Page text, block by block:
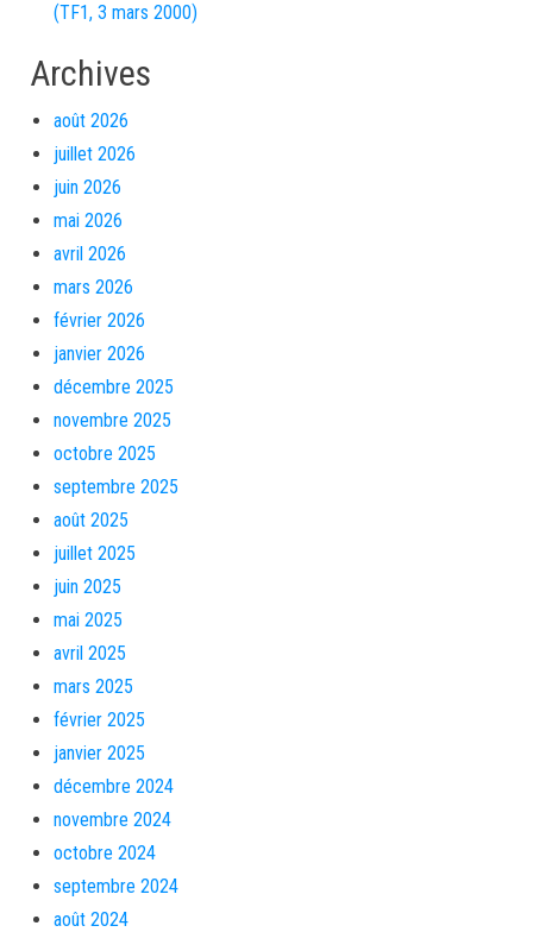
(TF1, 3 mars 2000)
Archives
août 2026
juillet 2026
juin 2026
mai 2026
avril 2026
mars 2026
février 2026
janvier 2026
décembre 2025
novembre 2025
octobre 2025
septembre 2025
août 2025
juillet 2025
juin 2025
mai 2025
avril 2025
mars 2025
février 2025
janvier 2025
décembre 2024
novembre 2024
octobre 2024
septembre 2024
août 2024